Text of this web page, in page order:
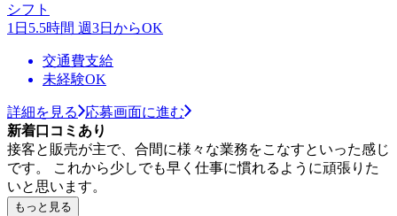
シフト
1日5.5時間 週3日からOK
交通費支給
未経験OK
詳細を見る
応募画面に進む
新着口コミあり
接客と販売が主で、合間に様々な業務をこなすといった感じ
です。 これから少しでも早く仕事に慣れるように頑張りた
いと思います。
もっと見る